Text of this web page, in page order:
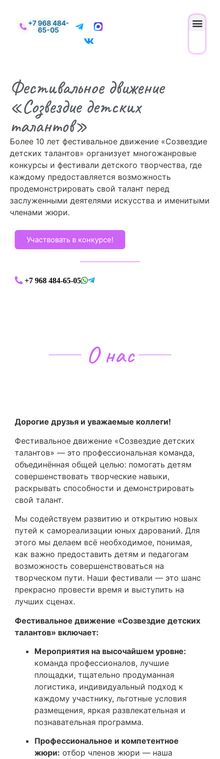
+7 968 484-
65-05
Фестивальное движение
«Созвездие детских
талантов»
Более 10 лет фестивальное движение «Созвездие
детских талантов» организует многожанровые
конкурсы и фестивали детского творчества, где
каждому предоставляется возможность
продемонстрировать свой талант перед
заслуженными деятелями искусства и именитыми
членами жюри.
Участвовать в конкурсе!
+7 968 484-65-05
О нас
Дорогие друзья и уважаемые коллеги!
Фестивальное движение «Созвездие детских
талантов» — это профессиональная команда,
объединённая общей целью: помогать детям
совершенствовать творческие навыки,
раскрывать способности и демонстрировать
свой талант.
Мы содействуем развитию и открытию новых
путей к самореализации юных дарований. Для
этого мы делаем всё необходимое, понимая,
как важно предоставить детям и педагогам
возможность совершенствоваться на
творческом пути. Наши фестивали — это шанс
прекрасно провести время и выступить на
лучших сценах.
Фестивальное движение «Созвездие детских
талантов» включает:
Мероприятия на высочайшем уровне:
команда профессионалов, лучшие
площадки, тщательно продуманная
логистика, индивидуальный подход к
каждому участнику, льготные условия
размещения, яркая развлекательная и
познавательная программа.
Профессиональное и компетентное
жюри: отбор членов жюри — наша